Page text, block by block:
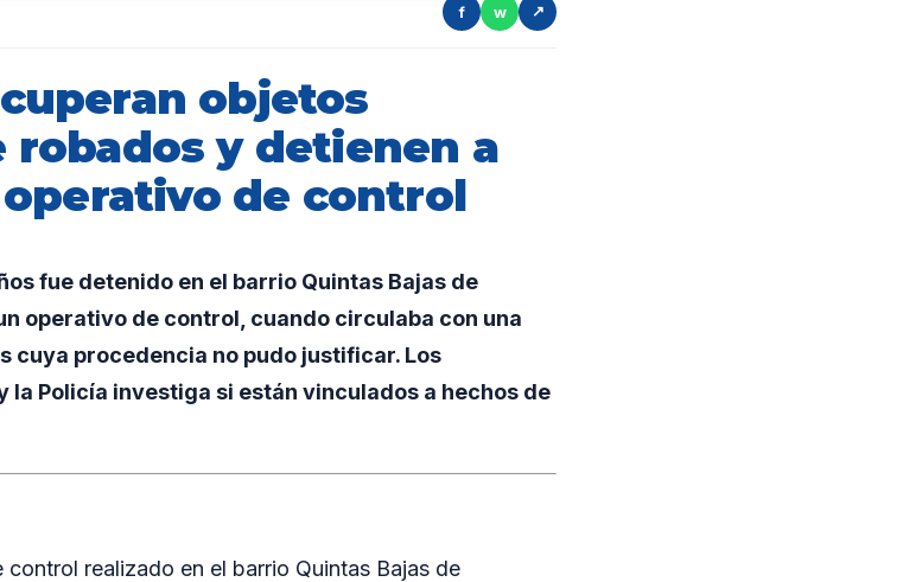
f w ↗
objetos
y detienen a
de control
fue detenido en el barrio Quintas Bajas de
operativo de control, cuando circulaba con una
cuya procedencia no pudo justificar. Los
Policía investiga si están vinculados a hechos de
realizado en el barrio Quintas Bajas de